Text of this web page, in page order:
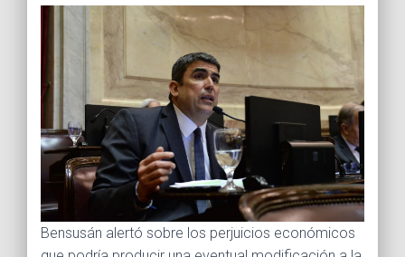
Bensusán alertó sobre los perjuicios económicos